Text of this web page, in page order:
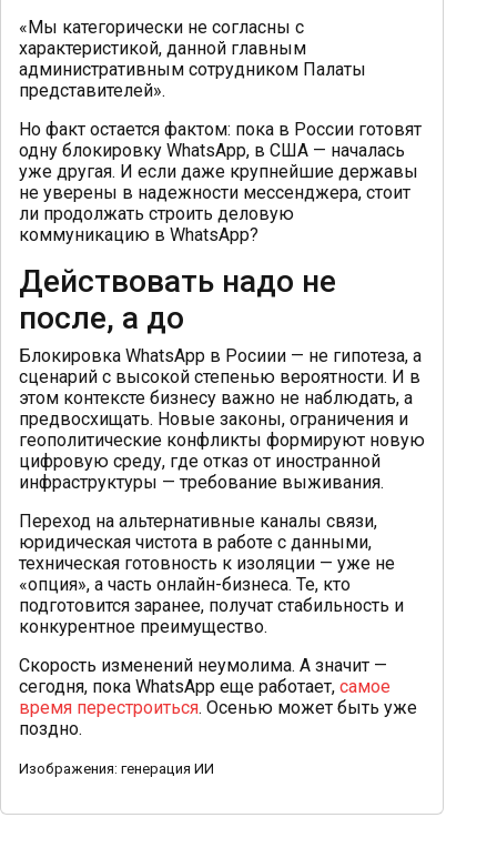
«Мы категорически не согласны с
характеристикой, данной главным
административным сотрудником Палаты
представителей».
Но факт остается фактом: пока в России готовят
одну блокировку WhatsApp, в США — началась
уже другая. И если даже крупнейшие державы
не уверены в надежности мессенджера, стоит
ли продолжать строить деловую
коммуникацию в WhatsApp?
Действовать надо не
после, а до
Блокировка WhatsApp в Росиии — не гипотеза, а
сценарий с высокой степенью вероятности. И в
этом контексте бизнесу важно не наблюдать, а
предвосхищать. Новые законы, ограничения и
геополитические конфликты формируют новую
цифровую среду, где отказ от иностранной
инфраструктуры — требование выживания.
Переход на альтернативные каналы связи,
юридическая чистота в работе с данными,
техническая готовность к изоляции — уже не
«опция», а часть онлайн-бизнеса. Те, кто
подготовится заранее, получат стабильность и
конкурентное преимущество.
Скорость изменений неумолима. А значит —
сегодня, пока WhatsApp еще работает, самое
время перестроиться. Осенью может быть уже
поздно.
Изображения: генерация ИИ